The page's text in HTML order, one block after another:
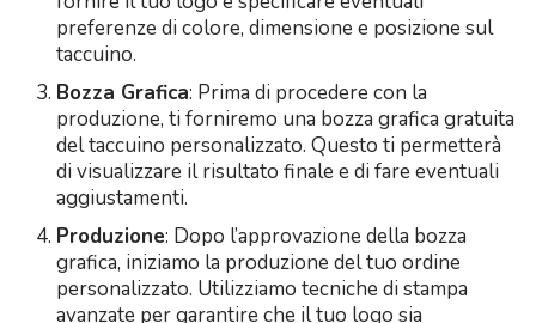
preferenze di colore, dimensione e posizione sul
taccuino.
Bozza Grafica: Prima di procedere con la
produzione, ti forniremo una bozza grafica gratuita
del taccuino personalizzato. Questo ti permetterà
di visualizzare il risultato finale e di fare eventuali
aggiustamenti.
Produzione: Dopo l’approvazione della bozza
grafica, iniziamo la produzione del tuo ordine
personalizzato. Utilizziamo tecniche di stampa
avanzate per garantire che il tuo logo sia